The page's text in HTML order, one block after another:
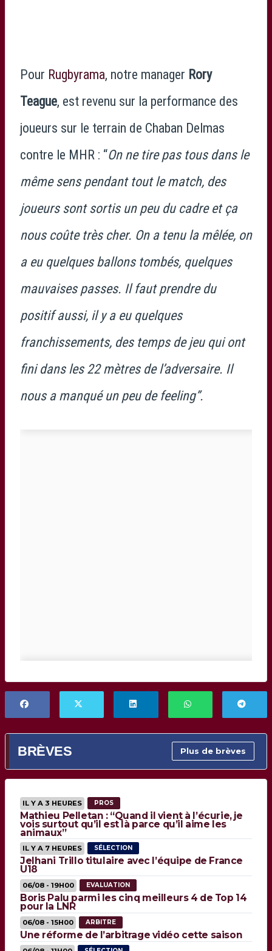
Pour Rugbyrama, notre manager Rory
Teague, est revenu sur la performance des
joueurs sur le terrain de Chaban Delmas
contre le MHR : “On ne tire pas tous dans le
même sens pendant tout le match, des
joueurs sont sortis un peu du cadre et ça
nous coûte très cher. On a tenu la mêlée, on
a eu quelques ballons tombés, quelques
mauvaises passes. Il faut prendre du
positif aussi, il y a eu quelques
franchissements, des temps de jeu qui ont
fini dans les 22 mètres de l’adversaire. Il
nous a manqué un peu de feeling”.
BRÈVES Plus de brèves
IL Y A 3 HEURES PROS
Mathieu Pelletan : “Quand il vient à l’écurie, je
vois surtout qu’il est là parce qu’il aime les
animaux”
IL Y A 7 HEURES SÉLECTION
Jelhani Trillo titulaire avec l’équipe de France
U18
06/08 - 19H00 EVALUATION
Boris Palu parmi les cinq meilleurs 4 de Top 14
pour la LNR
06/08 - 15H00 ARBITRE
Une réforme de l’arbitrage vidéo cette saison